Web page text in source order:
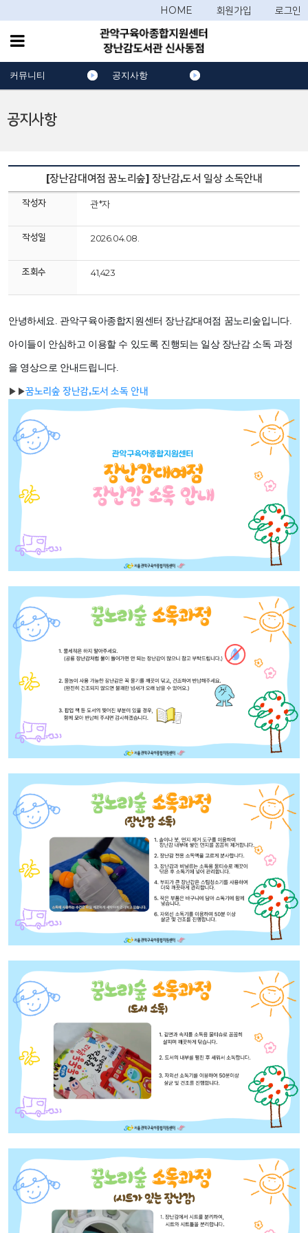
HOME 회원가입 로그인
공지사항
커뮤니티 공지사항
[장난감대여점 꿈노리숲] 장난감,도서 일상 소독안내
작성자 관*자
작성일 2026.04.08.
조회수 41,423
안녕하세요. 관악구육아종합지원센터 장난감대여점 꿈노리숲입니다.
아이들이 안심하고 이용할 수 있도록 진행되는 일상 장난감 소독 과정
을 영상으로 안내드립니다.
▶ ▶꿈노리숲 장난감,도서 소독 안내